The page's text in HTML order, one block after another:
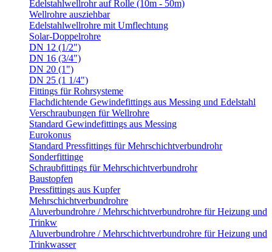
Edelstahlwellrohr auf Rolle (10m - 50m)
Wellrohre ausziehbar
Edelstahlwellrohre mit Umflechtung
Solar-Doppelrohre
DN 12 (1/2")
DN 16 (3/4")
DN 20 (1")
DN 25 (1 1/4")
Fittings für Rohrsysteme
Flachdichtende Gewindefittings aus Messing und Edelstahl
Verschraubungen für Wellrohre
Standard Gewindefittings aus Messing
Eurokonus
Standard Pressfittings für Mehrschichtverbundrohr
Sonderfittinge
Schraubfittings für Mehrschichtverbundrohr
Baustopfen
Pressfittings aus Kupfer
Mehrschichtverbundrohre
Aluverbundrohre / Mehrschichtverbundrohre für Heizung und
Trinkw
Aluverbundrohre / Mehrschichtverbundrohre für Heizung und
Trinkwasser